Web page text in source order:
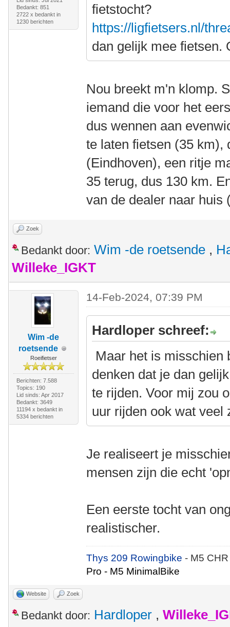
Bedankt: 851
2722 x bedankt in
1230 berichten
fietstocht?
https://ligfietsers.nl/
dan gelijk mee fietsen.
Nou breekt m'n klomp.
iemand die voor het
dus wennen aan
te laten fietsen (35 km),
(Eindhoven), een ritje
35 terug, dus 130 km.
van de dealer naar huis
Zoek
Bedankt door: Wim -de roetsende ,
Willeke_IGKT
Wim -de
roetsende
Roeifietser
Berichten: 7.588
Topics: 190
Lid sinds: Apr 2017
Bedankt: 3649
11194 x bedankt in
5334 berichten
14-Feb-2024, 07:39 PM
Hardloper schreef:
Maar het is misschien
denken dat je dan
te rijden. Voor mij zou
uur rijden ook wat veel
Je realiseert je
mensen zijn die echt
Een eerste tocht van
realistischer.
Thys 209 Rowingbike- M5
Pro - M5 MinimalBike
Website Zoek
Bedankt door: Hardloper ,